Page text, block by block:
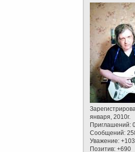
января, 2010г.
Приглашений:
Сообщений:
Уважение:
Позитив: +690